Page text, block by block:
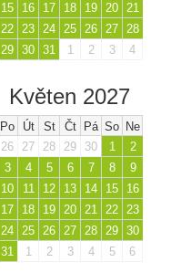
15
16 17 18 19 20 21
22 23 24 25 26 27 28
29 30 31 1 2 3 4
Květen 2027
Po Út St Čt Pá So Ne
26
27 28 29 30 1
2
3
4 5 6 7 8
9
10
11 12 13 14 15
16
17
18 19 20 21 22 23
24 25 26 27 28 29 30
31
1 2 3 4 5 6